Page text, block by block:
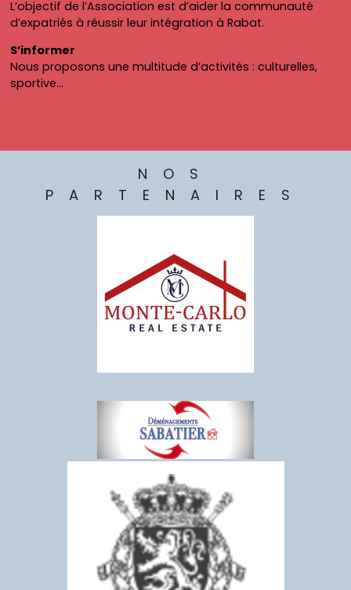
Réservation nécessaire : 06 68 88 86 31 ou 06 65 47 38 78.
Le Zoo, le Magic Parc de Salé ou les activités du Mega Mall
sont aussi prisés pour des sorties en famille.
L’objectif de l’Association est d’aider la communauté
d’expatriés à réussir leur intégration à Rabat.
S’informer
Nous proposons une multitude d’activités : culturelles,
sportive…
NOS
PARTENAIRES